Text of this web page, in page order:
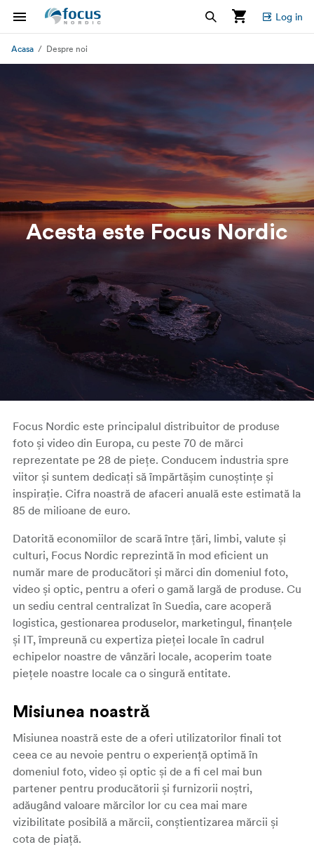
Log in
Acasa Despre noi
Acesta este Focus Nordic
Focus Nordic este principalul distribuitor de produse
foto și video din Europa, cu peste 70 de mărci
reprezentate pe 28 de piețe. Conducem industria spre
viitor și suntem dedicați să împărtășim cunoștințe și
inspirație. Cifra noastră de afaceri anuală este estimată la
85 de milioane de euro.
Datorită economiilor de scară între țări, limbi, valute și
culturi, Focus Nordic reprezintă în mod eficient un
număr mare de producători și mărci din domeniul foto,
video și optic, pentru a oferi o gamă largă de produse. Cu
un sediu central centralizat în Suedia, care acoperă
logistica, gestionarea produselor, marketingul, finanțele
și IT, împreună cu expertiza pieței locale în cadrul
echipelor noastre de vânzări locale, acoperim toate
piețele noastre locale ca o singură entitate.
Misiunea noastră
Misiunea noastră este de a oferi utilizatorilor finali tot
ceea ce au nevoie pentru o experiență optimă în
domeniul foto, video și optic și de a fi cel mai bun
partener pentru producătorii și furnizorii noștri,
adăugând valoare mărcilor lor cu cea mai mare
vizibilitate posibilă a mărcii, conștientizarea mărcii și
cota de piață.